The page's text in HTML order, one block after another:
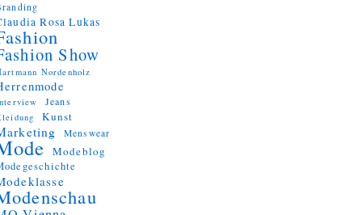
Rosa Lukas
Show
Nordenholz
Jeans
Kunst
Menswear
Modeblog